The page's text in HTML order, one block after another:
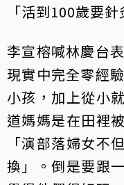
「活到100歲要
李宣榕喊林慶台
現實中完全零經
小孩，加上從小
道媽媽是在田裡
「演部落婦女不
換」。倒是要跟